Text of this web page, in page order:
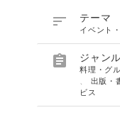
 テーマ
イベント
 ジャンル
料理・グ
出版・
ビス